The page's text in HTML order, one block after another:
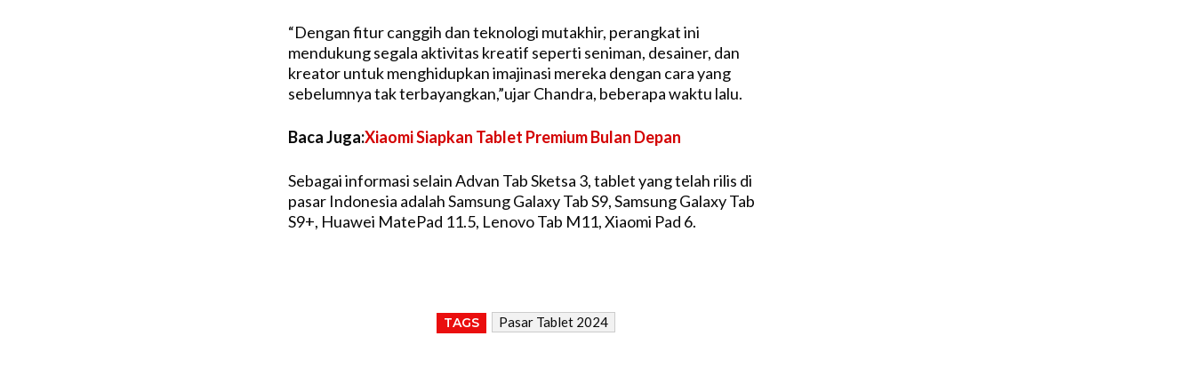
“Dengan fitur canggih dan teknologi mutakhir, perangkat ini
mendukung segala aktivitas kreatif seperti seniman, desainer, dan
kreator untuk menghidupkan imajinasi mereka dengan cara yang
sebelumnya tak terbayangkan,”ujar Chandra, beberapa waktu lalu.
Baca Juga:Xiaomi Siapkan Tablet Premium Bulan Depan
Sebagai informasi selain Advan Tab Sketsa 3, tablet yang telah rilis di
pasar Indonesia adalah Samsung Galaxy Tab S9, Samsung Galaxy Tab
S9+, Huawei MatePad 11.5, Lenovo Tab M11, Xiaomi Pad 6.
TAGS Pasar Tablet 2024